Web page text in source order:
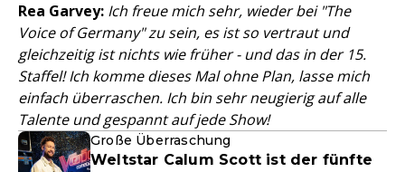
Rea Garvey: Ich freue mich sehr, wieder bei "The
Voice of Germany" zu sein, es ist so vertraut und
gleichzeitig ist nichts wie früher - und das in der 15.
Staffel! Ich komme dieses Mal ohne Plan, lasse mich
einfach überraschen. Ich bin sehr neugierig auf alle
Talente und gespannt auf jede Show!
Große Überraschung
Weltstar Calum Scott ist der fünfte